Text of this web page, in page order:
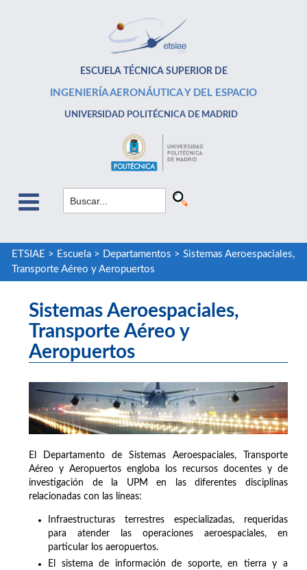
ESCUELA TÉCNICA SUPERIOR DE
INGENIERÍA AERONÁUTICA Y DEL ESPACIO
UNIVERSIDAD POLITÉCNICA DE MADRID
ETSIAE > Escuela> Departamentos > Sistemas Aeroespaciales,
Transporte Aéreo y Aeropuertos
Sistemas Aeroespaciales,
Transporte Aéreo y
Aeropuertos
El Departamento de Sistemas Aeroespaciales, Transporte
Aéreo y Aeropuertos engloba los recursos docentes y de
investigación de la UPM en las diferentes disciplinas
relacionadas con las líneas:
Infraestructuras terrestres especializadas, requeridas
para atender las operaciones aeroespaciales, en
particular los aeropuertos.
El sistema de información de soporte, en tierra y a